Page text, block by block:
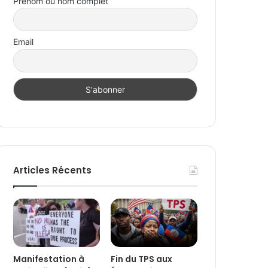
Email
Articles Récents
Manifestation à
Fin du TPS aux